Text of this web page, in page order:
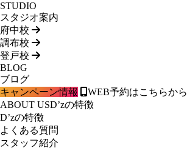
STUDIO
スタジオ案内
府中校
調布校
登戸校
BLOG
ブログ
キャンペーン情報
WEB予約はこちらから
ABOUT USD’zの特徴
D’zの特徴
よくある質問
スタッフ紹介